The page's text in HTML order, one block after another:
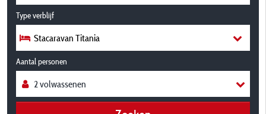
Type verblijf
Stacaravan Titania
Aantal personen